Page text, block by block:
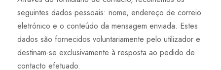
seguintes dados pessoais: nome, endereço de correio
eletrónico e o conteúdo da mensagem enviada. Estes
dados são fornecidos voluntariamente pelo utilizador e
destinam-se exclusivamente à resposta ao pedido de
contacto efetuado.